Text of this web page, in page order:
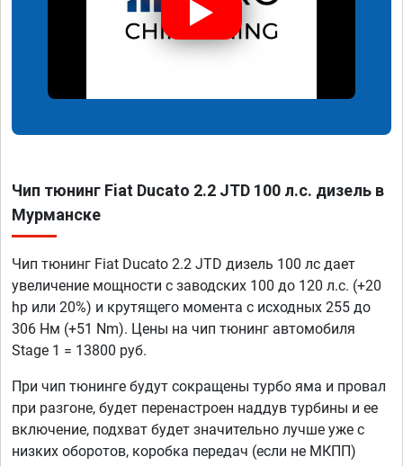
Чип тюнинг Fiat Ducato 2.2 JTD 100 л.с. дизель в
Мурманске
Чип тюнинг Fiat Ducato 2.2 JTD дизель 100 лс дает
увеличение мощности с заводских 100 до 120 л.с. (+20
hp или 20%) и крутящего момента с исходных 255 до
306 Нм (+51 Nm). Цены на чип тюнинг автомобиля
Stage 1 = 13800 руб.
При чип тюнинге будут сокращены турбо яма и провал
при разгоне, будет перенастроен наддув турбины и ее
включение, подхват будет значительно лучше уже с
низких оборотов, коробка передач (если не МКПП)